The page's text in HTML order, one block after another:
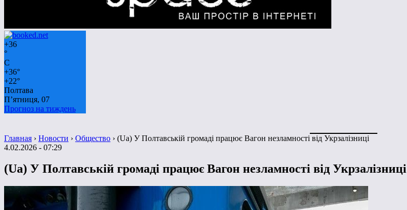
+36
°
C
+36°
+22°
Полтава
П’ятниця, 07
Прогноз на тиждень
Главная › Новости › Общество › (Ua) У Полтавській громаді працює Вагон незламності від Укрзалізниці
4.02.2026 - 07:29
(Ua) У Полтавській громаді працює Вагон незламності від Укрзалізниці